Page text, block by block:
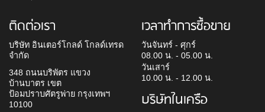
ติดต่อเรา
บริษัท อินเตอร์โกลด์ โกลด์เทรด
จำกัด
348 ถนนบริพัตร แขวง
บ้านบาตร เขต
ป้อมปราบศัตรูพ่าย กรุงเทพฯ
10100
เวลาทำการซื้อขาย
วันจันทร์ - ศุกร์
08.00 น. - 05.00 น.
วันเสาร์
10.00 น. - 12.00 น.
บริษัทในเครือ